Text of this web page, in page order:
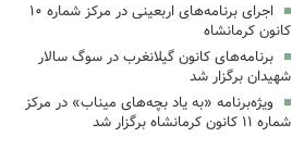
اجرای برنامه‌های اربعینی در مرکز شماره ۱۰
کانون کرمانشاه
برنامه‌های کانون گیلانغرب در سوگ سالار
شهیدان برگزار شد
ویژه‌برنامه «به یاد بچه‌های میناب» در مرکز
شماره ۱۱ کانون کرمانشاه برگزار شد